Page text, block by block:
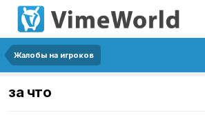
Жалобы на игроков
за что